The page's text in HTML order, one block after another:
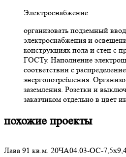
Электроснабжение
организовать подземный
электроснабжения и
конструкциях пола и стен с
ГОСТу. Наполнение
соответствии с
энергопотребления.
заземления. Розетки и
заказчиком отдельно в цвет
похожие проекты
Лава 91 кв.м. 20ЧА04.03-ОС-